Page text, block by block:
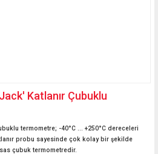
Katlanır Çubuklu
termometre; -40°C ... +250°C dereceleri
probu sayesinde çok kolay bir şekilde
çubuk termometredir.